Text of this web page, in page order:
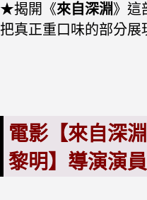
★揭開《來自深淵》這
把真正重口味的部分
電影【來自深
黎明】導演演